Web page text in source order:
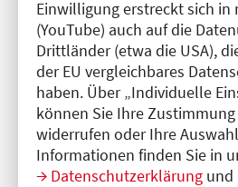
Einwilligung erstreckt sich in
(YouTube) auch auf die
Drittländer (etwa die USA),
der EU vergleichbares
haben. Über „Individuelle
können Sie Ihre
widerrufen oder Ihre
Informationen finden Sie in
Datenschutzerklärung und
Bundesverband“ verwendet
Die Pressemitteilung als PDF
ÄRZTEKAMMER BERLIN
– Pressestelle –
Ole Eggert, Pressesprecher
Tel. 030 40806-4110
E-Mail:
presse@aekb.de